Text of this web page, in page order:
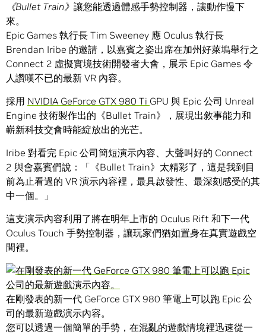
《Bullet Train》 讓您能透過體感手勢控制器，讓動作慢下
來。
Epic Games 執行長 Tim Sweeney 應 Oculus 執行長
Brendan Iribe 的邀請，以嘉賓之姿出席在加州好萊塢舉行之
Connect 2 虛擬實境技術開發者大會，展示 Epic Games 令
人讚嘆不已的最新 VR 內容。
採用 NVIDIA GeForce GTX 980 Ti GPU 與 Epic 公司 Unreal
Engine 技術製作出的《Bullet Train》，展現出敘事能力和
嶄新科技交會時能綻放出的光芒。
Iribe 對看完 Epic 公司簡短演示內容、大聲叫好的 Connect
2 與會嘉賓們說：「《Bullet Train》太精彩了，這是我到目
前為止看過的 VR 演示內容裡，最具啟發性、最深刻感受的其
中一個。」
這支演示內容利用了將在明年上市的 Oculus Rift 和下一代
Oculus Touch 手勢控制器，讓玩家們猶如置身在真實遊戲空
間裡。
在剛發表的新一代 GeForce GTX 980 筆電上可以跑 Epic 公
司的最新遊戲演示內容。
您可以透過一個簡單的手勢，在混亂的遊戲情境裡迅速從一